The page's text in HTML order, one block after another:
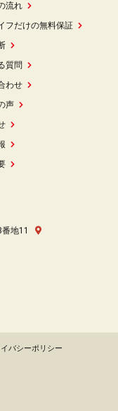
流れ
フだけの無料保証
質問
わせ
声
地11
バシーポリシー